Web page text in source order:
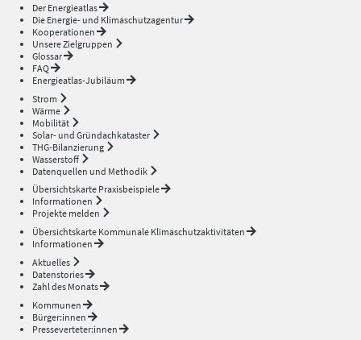
Der Energieatlas
Die Energie- und Klimaschutzagentur
Kooperationen
Unsere Zielgruppen
Glossar
FAQ
Energieatlas-Jubiläum
Strom
Wärme
Mobilität
Solar- und Gründachkataster
THG-Bilanzierung
Wasserstoff
Datenquellen und Methodik
Übersichtskarte Praxisbeispiele
Informationen
Projekte melden
Übersichtskarte Kommunale Klimaschutzaktivitäten
Informationen
Aktuelles
Datenstories
Zahl des Monats
Kommunen
Bürger:innen
Presseverteter:innen